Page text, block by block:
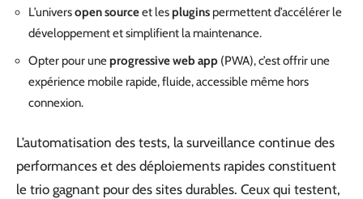
L’universopen sourceet lesplugins permettent d’accélérer le
développement et simplifient la maintenance.
Opter pour uneprogressive web app (PWA), c’est offrir une
expérience mobile rapide, fluide, accessible même hors
connexion.
L’automatisation des tests, la surveillance continue des
performances et des déploiements rapides constituent
le trio gagnant pour des sites durables. Ceux qui testent,